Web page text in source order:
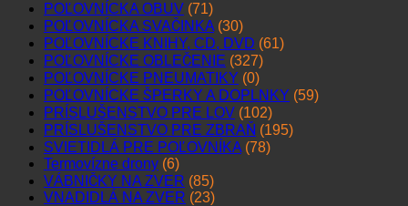
POĽOVNÍCKA OBUV (71)
POĽOVNÍCKA SVAČINKA (30)
POĽOVNÍCKE KNIHY, CD, DVD (61)
POĽOVNÍCKE OBLEČENIE (327)
POĽOVNÍCKE PNEUMATIKY (0)
POĽOVNÍCKE ŠPERKY A DOPLNKY (59)
PRÍSLUŠENSTVO PRE LOV (102)
PRÍSLUŠENSTVO PRE ZBRAŇ (195)
SVIETIDLÁ PRE POĽOVNÍKA (78)
Termovízne drony (6)
VÁBNIČKY NA ZVER (85)
VNADIDLÁ NA ZVER (23)